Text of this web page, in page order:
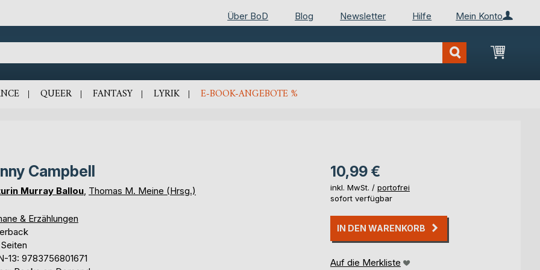
Mein Konto
Über BoD Blog Newsletter Hilfe
Mein
QUEER FANTASY LYRIK E-BOOK-ANGEBOTE %
Campbell
Murray Ballou Thomas M. Meine (Hrsg.)
& Erzählungen
13: 9783756801671
10,99 €
inkl. MwSt. / portofrei
sofort verfügbar
IN DEN WARENKORB
Auf die Merkliste